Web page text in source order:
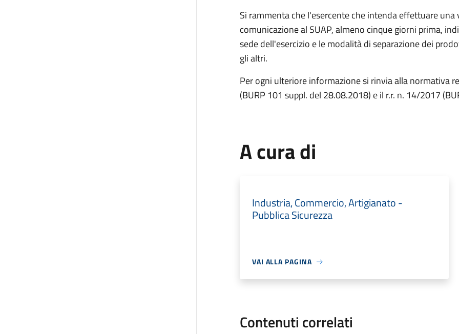
Si rammenta che l'esercente che intenda effettuare
comunicazione al SUAP, almeno cinque giorni prima,
sede dell'esercizio e le modalità di separazione dei
gli altri.
Per ogni ulteriore informazione si rinvia alla normativa
(BURP 101 suppl. del 28.08.2018) e il r.r. n. 14/2017
A cura di
Industria, Commercio, Artigianato -
Pubblica Sicurezza
VAI ALLA PAGINA
Contenuti correlati